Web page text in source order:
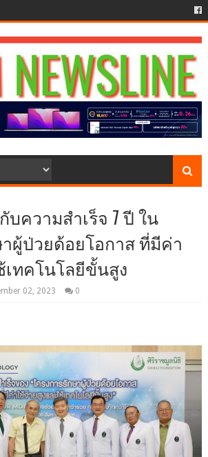
ความสำเร็จ 7 ปี ใน
ผู้ป่วยด้อยโอกาส ที่มีค่า
ทคโนโลยีขั้นสูง
02, 2023 0